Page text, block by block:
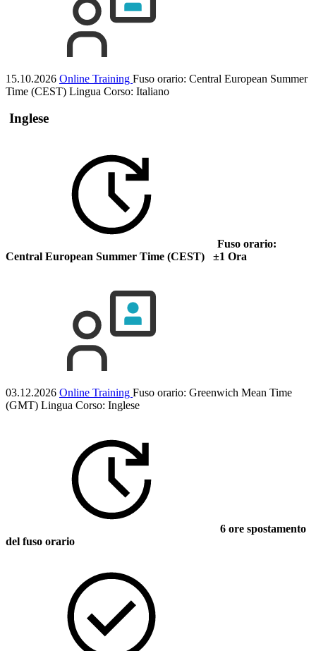
15.10.2026 Online Training Fuso orario: Central European Summer
Time (CEST) Lingua Corso: Italiano
Inglese
Fuso orario:
Central European Summer Time (CEST) ±1 Ora
03.12.2026 Online Training Fuso orario: Greenwich Mean Time
(GMT) Lingua Corso: Inglese
6 ore spostamento
del fuso orario